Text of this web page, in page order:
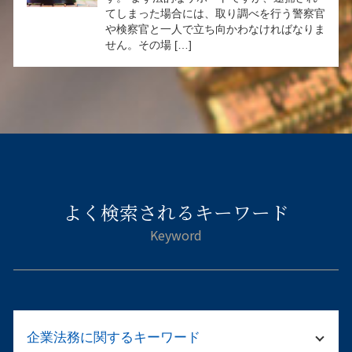
てしまった場合には、取り調べを行う警察官
や検察官と一人で立ち向かわなければなりま
せん。その場 […]
よく検索されるキーワード
企業法務に関するキーワード